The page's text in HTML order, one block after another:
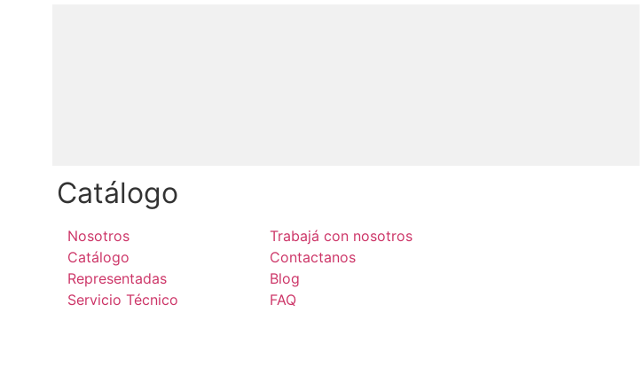
Catálogo
Nosotros
Catálogo
Representadas
Servicio Técnico
Trabajá con nosotros
Contactanos
Blog
FAQ